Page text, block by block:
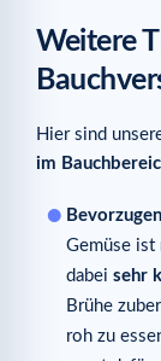
Weitere
Hier sind
im
Gemüse ist
dabei sehr
Brühe
roh zu